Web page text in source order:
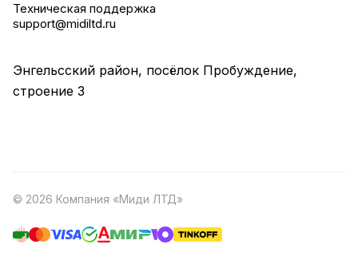
Техническая поддержка
support@midiltd.ru
Энгельсский район, посёлок Пробуждение,
строение 3
© 2026 Компания «Миди ЛТД»